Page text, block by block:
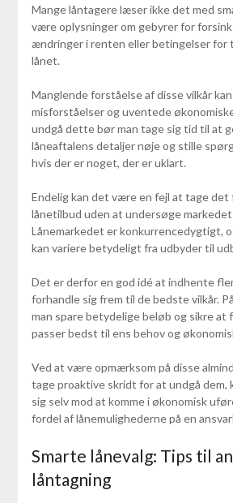
Mange låntagere læser ikke det med
være oplysninger om gebyrer for
ændringer i renten eller betingelser for
lånet.
Manglende forståelse af disse vilkår
misforståelser og uventede
undgå dette bør man tage sig tid til at
låneaftalens detaljer nøje og stille
hvis der er noget, der er uklart.
Endelig kan det være en fejl at tage
lånetilbud uden at undersøge
Lånemarkedet er konkurrencedygtigt,
kan variere betydeligt fra udbyder til
Det er derfor en god idé at indhente
forhandle sig frem til de bedste vilkår.
man spare betydelige beløb og sikre at
passer bedst til ens behov og
Ved at være opmærksom på disse
tage proaktive skridt for at undgå dem,
sig selv mod at komme i økonomisk
fordel af lånemulighederne på en
Smarte lånevalg: Tips til
låntagning